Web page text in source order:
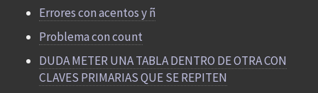
Errores con acentos y ñ
Problema con count
DUDA METER UNA TABLA DENTRO DE OTRA CON
CLAVES PRIMARIAS QUE SE REPITEN